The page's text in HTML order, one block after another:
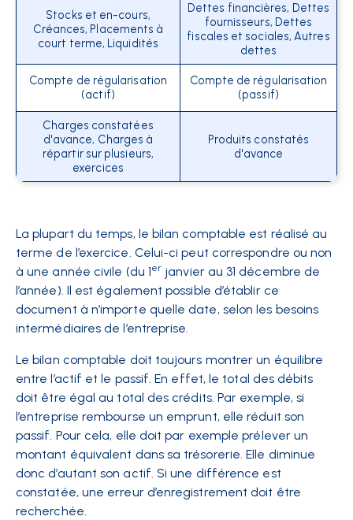
Stocks et en-cours,
Créances, Placements à
court terme, Liquidités
Dettes financières, Dettes
fournisseurs, Dettes
fiscales et sociales, Autres
dettes
Compte de régularisation
(actif)
Compte de régularisation
(passif)
Charges constatées
d'avance, Charges à
répartir sur plusieurs,
exercices
Produits constatés
d'avance
La plupart du temps, le bilan comptable est réalisé au
terme de l’exercice. Celui-ci peut correspondre ou non
à une année civile (du 1er janvier au 31 décembre de
l’année). Il est également possible d’établir ce
document à n’importe quelle date, selon les besoins
intermédiaires de l’entreprise.
Le bilan comptable doit toujours montrer un équilibre
entre l’actif et le passif. En effet, le total des débits
doit être égal au total des crédits. Par exemple, si
l’entreprise rembourse un emprunt, elle réduit son
passif. Pour cela, elle doit par exemple prélever un
montant équivalent dans sa trésorerie. Elle diminue
donc d’autant son actif. Si une différence est
constatée, une erreur d’enregistrement doit être
recherchée.